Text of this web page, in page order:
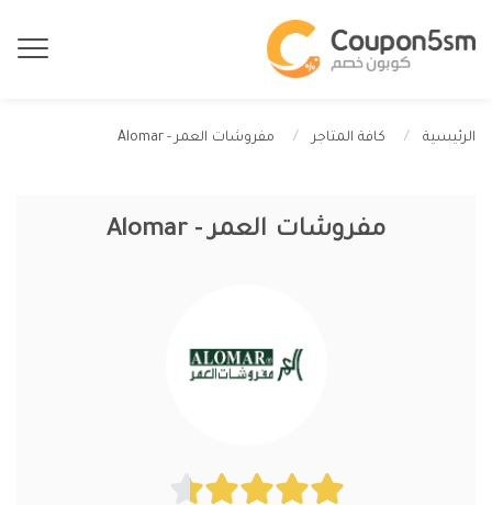
الرئيسية كافة المتاجر مفروشات العمر - Alomar
مفروشات العمر - Alomar